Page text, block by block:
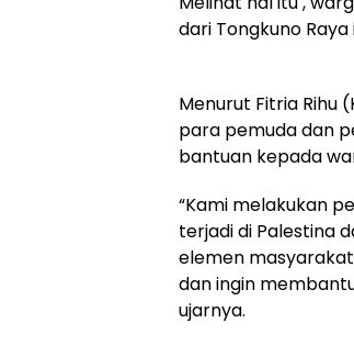
dari Tongkuno
Menurut Fitria Rihu
para pemuda dan
bantuan kepada
“Kami melakukan
terjadi di Palestina
elemen
dan ingin
ujarnya.